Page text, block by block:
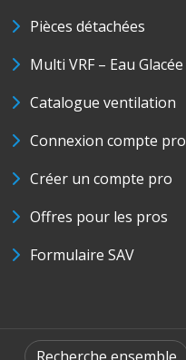
Pièces détachées
Multi VRF – Eau Glacée
Catalogue ventilation
Connexion compte pro
Créer un compte pro
Offres pour les pros
Formulaire SAV